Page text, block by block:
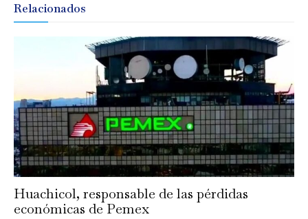
Relacionados
Huachicol, responsable de las pérdidas
económicas de Pemex